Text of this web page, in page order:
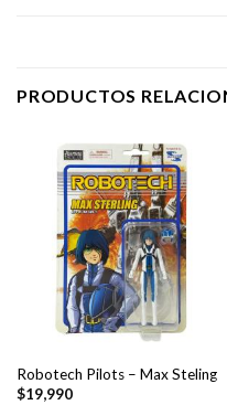
PRODUCTOS
Robotech Pilots – Max Steling
$19,990